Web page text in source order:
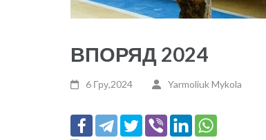
ВПОРЯД 2024
6 Гру,2024 Yarmoliuk Mykola